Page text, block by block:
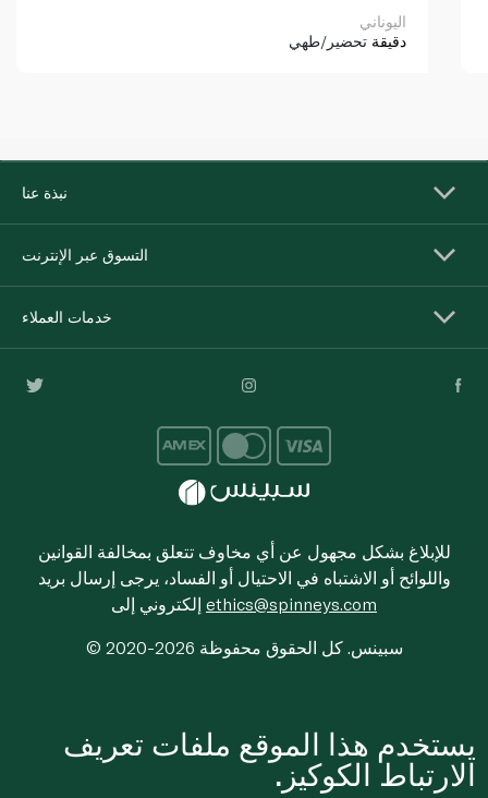
اليوناني
دقيقة تحضير/طهي
نبذة عنا
التسوق عبر الإنترنت
خدمات العملاء
للإبلاغ بشكل مجهول عن أي مخاوف تتعلق بمخالفة القوانين
واللوائح أو الاشتباه في الاحتيال أو الفساد، يرجى إرسال بريد
ethics@spinneys.com
© 2020-2026 سبينس. كل الحقوق محفوظة
يستخدم هذا الموقع ملفات تعريف
الارتباط الكوكيز.